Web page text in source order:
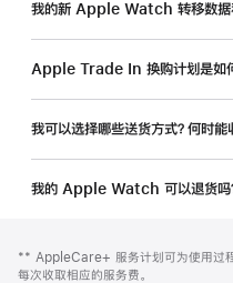
我的新 Apple Watch 转移数据
Apple Trade In 换购计划是如何
我可以选择哪些送货方式？何时能
我的 Apple Watch 可以退货吗
页
脚
注
** AppleCare+ 服务计划可为使用过程
每次收取相应的服务费。